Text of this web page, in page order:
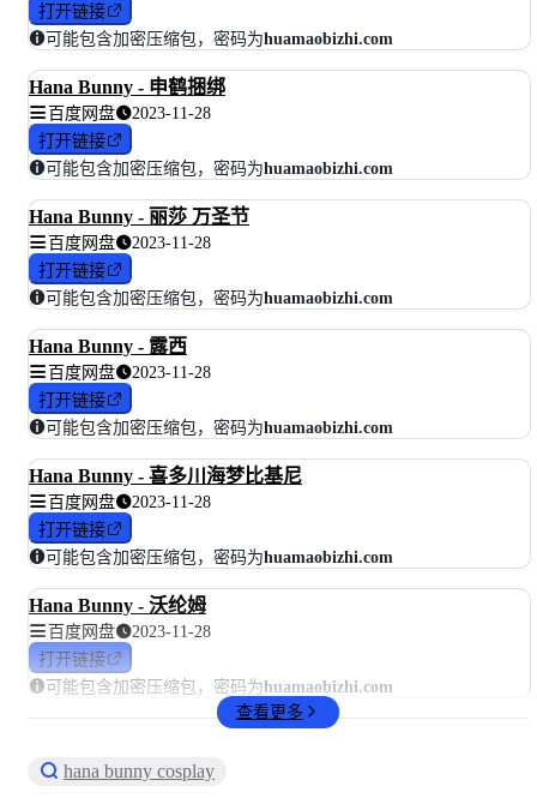
打开链接
可能包含加密压缩包，密码为huamaobizhi.com
Hana Bunny - 申鹤捆绑
百度网盘 2023-11-28
打开链接
可能包含加密压缩包，密码为huamaobizhi.com
Hana Bunny - 丽莎 万圣节
百度网盘 2023-11-28
打开链接
可能包含加密压缩包，密码为huamaobizhi.com
Hana Bunny - 露西
百度网盘 2023-11-28
打开链接
可能包含加密压缩包，密码为huamaobizhi.com
Hana Bunny - 喜多川海梦比基尼
百度网盘 2023-11-28
打开链接
可能包含加密压缩包，密码为huamaobizhi.com
Hana Bunny - 沃纶姆
百度网盘 2023-11-28
打开链接
可能包含加密压缩包，密码为huamaobizhi.com
查看更多
hana bunny cosplay